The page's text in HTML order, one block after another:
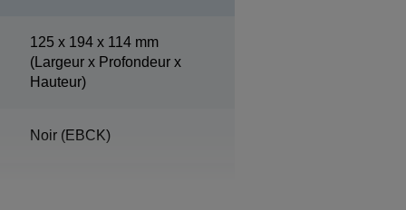
125‎ x 194 x 114 mm
(Largeur x Profondeur x
Hauteur)
Noir (EBCK)